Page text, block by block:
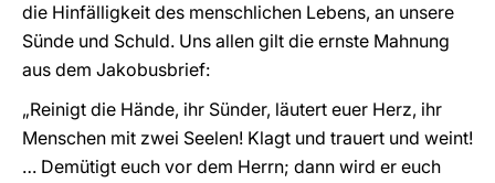
die Hinfälligkeit des menschlichen Lebens, an unsere
Sünde und Schuld. Uns allen gilt die ernste Mahnung
aus dem Jakobusbrief:
„Reinigt die Hände, ihr Sünder, läutert euer Herz, ihr
Menschen mit zwei Seelen! Klagt und trauert und weint!
… Demütigt euch vor dem Herrn; dann wird er euch